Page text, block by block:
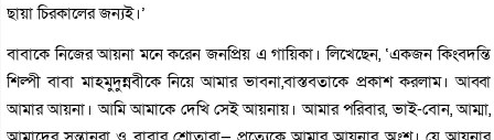
ছায়া চিরকালের জন‍্যই।’
বাবাকে নিজের আয়না মনে করেন জনপ্রিয় এ গায়িকা। লিখেছেন, ‘একজন কিংবদন্তি
শিল্পী বাবা মাহমুদুন্নবীকে নিয়ে আমার ভাবনা,বাস্তবতাকে প্রকাশ করলাম। আব্বা
আমার আয়না। আমি আমাকে দেখি সেই আয়নায়। আমার পরিবার, ভাই-বোন, আম্মা,